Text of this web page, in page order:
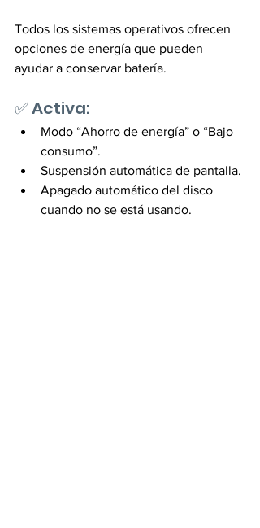
Todos los sistemas operativos ofrecen
opciones de energía que pueden
ayudar a conservar batería.
✅ Activa:
Modo “Ahorro de energía” o “Bajo
consumo”.
Suspensión automática de pantalla.
Apagado automático del disco
cuando no se está usando.